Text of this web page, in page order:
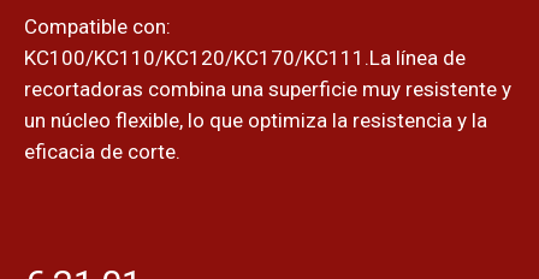
Compatible con:
KC100/KC110/KC120/KC170/KC111.La línea de
recortadoras combina una superficie muy resistente y
un núcleo flexible, lo que optimiza la resistencia y la
eficacia de corte.